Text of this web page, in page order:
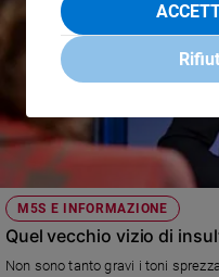
M5S E INFORMAZIONE
Quel vecchio vizio di
Non sono tanto gravi i toni